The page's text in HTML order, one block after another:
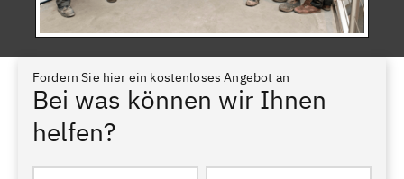
Fordern Sie hier ein kostenloses Angebot an
Bei was können wir Ihnen
helfen?